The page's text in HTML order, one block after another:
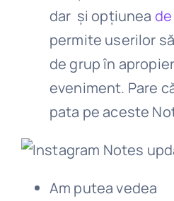
dar și opțiunea
permite userilor
de grup în
eveniment. Pare
pata pe aceste
Am putea vedea